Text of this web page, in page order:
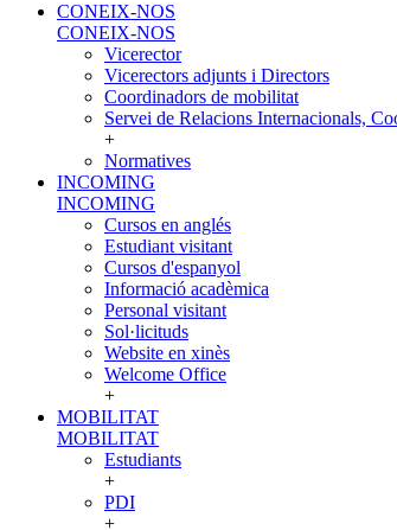
CONEIX-NOS
CONEIX-NOS
Vicerector
Vicerectors adjunts i Directors
Coordinadors de mobilitat
Servei de Relacions Internacionals,
+
Normatives
INCOMING
INCOMING
Cursos en anglés
Estudiant visitant
Cursos d'espanyol
Informació acadèmica
Personal visitant
Sol·licituds
Website en xinès
Welcome Office
+
MOBILITAT
MOBILITAT
Estudiants
+
PDI
+